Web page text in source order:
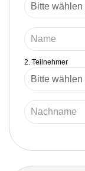
2. Teilnehmer